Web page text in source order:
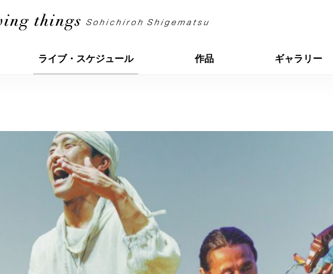
ライブ・スケジュール 作品 ギャラリー